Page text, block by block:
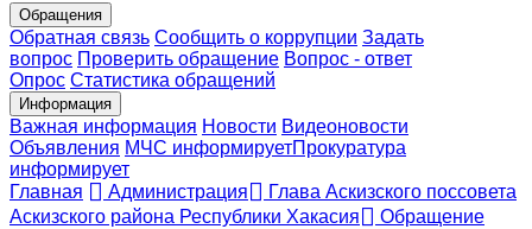
Обращения
Обратная связь Сообщить о коррупции Задать
вопрос Проверить обращение Вопрос - ответ
Опрос Статистика обращений
Информация
Важная информация Новости Видеоновости
Объявления МЧС информируетПрокуратура
информирует
Главная
Администрация
Глава Аскизского поссовета
Аскизского района Республики Хакасия
Обращение